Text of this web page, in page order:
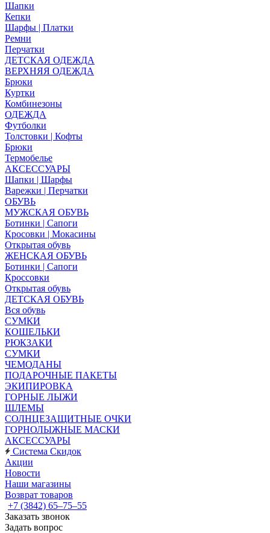
Шапки
Кепки
Шарфы | Платки
Ремни
Перчатки
ДЕТСКАЯ ОДЕЖДА
ВЕРХНЯЯ ОДЕЖДА
Брюки
Куртки
Комбинезоны
ОДЕЖДА
Футболки
Толстовки | Кофты
Брюки
Термобелье
АКСЕССУАРЫ
Шапки | Шарфы
Варежки | Перчатки
ОБУВЬ
МУЖСКАЯ ОБУВЬ
Ботинки | Сапоги
Кросовки | Мокасины
Открытая обувь
ЖЕНСКАЯ ОБУВЬ
Ботинки | Сапоги
Кроссовки
Открытая обувь
ДЕТСКАЯ ОБУВЬ
Вся обувь
СУМКИ
КОШЕЛЬКИ
РЮКЗАКИ
СУМКИ
ЧЕМОДАНЫ
ПОДАРОЧНЫЕ ПАКЕТЫ
ЭКИПИРОВКА
ГОРНЫЕ ЛЫЖИ
ШЛЕМЫ
СОЛНЦЕЗАЩИТНЫЕ ОЧКИ
ГОРНОЛЫЖНЫЕ МАСКИ
АКСЕССУАРЫ
Система Скидок
Акции
Новости
Наши магазины
Возврат товаров
+7 (3842) 65–75–55
Заказать звонок
Задать вопрос